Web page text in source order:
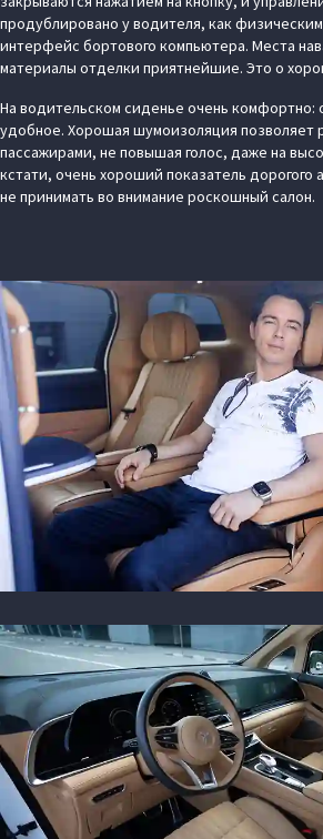
продублировано у водителя, как
интерфейс бортового компьютера. Места
материалы отделки приятнейшие. Это о
На водительском сиденье очень комфортно:
удобное. Хорошая шумоизоляция позволяет
пассажирами, не повышая голос, даже на
кстати, очень хороший показатель дорогого
не принимать во внимание роскошный салон.